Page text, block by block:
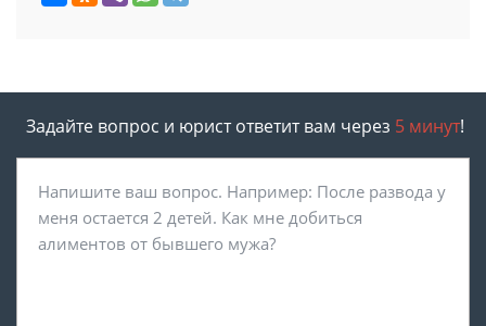
Задайте вопрос и юрист ответит вам через 5 минут!